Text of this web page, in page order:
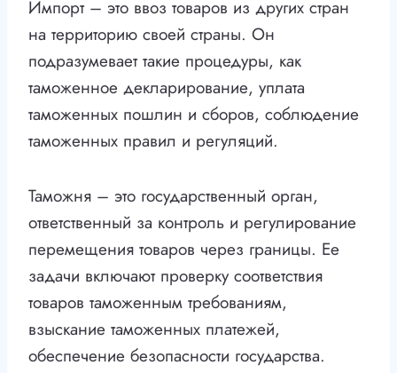
Импорт – это ввоз товаров из других стран
на территорию своей страны. Он
подразумевает такие процедуры, как
таможенное декларирование, уплата
таможенных пошлин и сборов, соблюдение
таможенных правил и регуляций.
Таможня – это государственный орган,
ответственный за контроль и регулирование
перемещения товаров через границы. Ее
задачи включают проверку соответствия
товаров таможенным требованиям,
взыскание таможенных платежей,
обеспечение безопасности государства.